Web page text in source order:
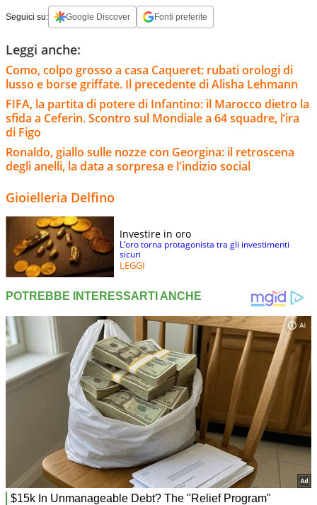
Seguici su: Google Discover Fonti preferite
Leggi anche:
Como, colpo grosso a casa Caqueret: rubati orologi di
lusso e borse griffate. Il precedente di Alisha Lehmann
FIFA, la partita di potere di Infantino: il Marocco dietro la
sfida a Ceferin. Scontro sul Mondiale a 64 squadre, l’ira
di Figo
Ronaldo, giallo sulle nozze con Georgina: il retroscena
degli anelli, la data a sorpresa e l'indizio social
Gioielleria Delfino
Investire in oro
L’oro torna protagonista tra gli investimenti
sicuri
LEGGI